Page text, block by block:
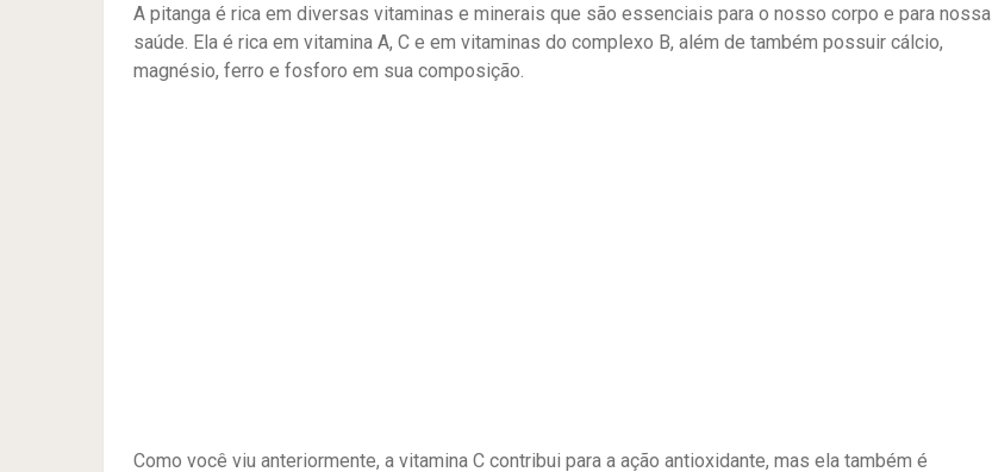
A pitanga é rica em diversas vitaminas e minerais que são essenciais para o nosso corpo e para nossa
saúde. Ela é rica em vitamina A, C e em vitaminas do complexo B, além de também possuir cálcio,
magnésio, ferro e fosforo em sua composição.
Como você viu anteriormente, a vitamina C contribui para a ação antioxidante, mas ela também é